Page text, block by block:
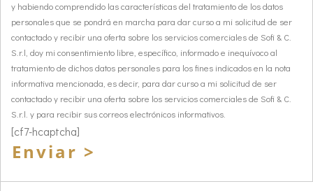
y habiendo comprendido las características del tratamiento de los datos
personales que se pondrá en marcha para dar curso a mi solicitud de ser
contactado y recibir una oferta sobre los servicios comerciales de Sofi & C.
S.r.l, doy mi consentimiento libre, específico, informado e inequívoco al
tratamiento de dichos datos personales para los fines indicados en la nota
informativa mencionada, es decir, para dar curso a mi solicitud de ser
contactado y recibir una oferta sobre los servicios comerciales de Sofi & C.
S.r.l. y para recibir sus correos electrónicos informativos.
[cf7-hcaptcha]
Enviar >